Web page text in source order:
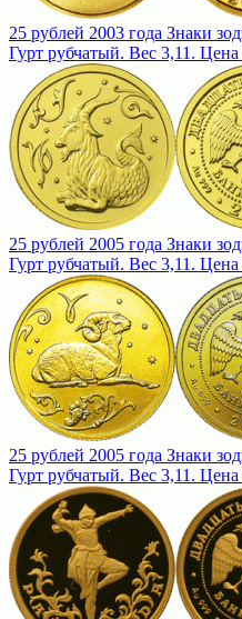
25 рублей 2003 года Знаки
Гурт рубчатый. Вес 3,11. Цена
25 рублей 2005 года Знаки
Гурт рубчатый. Вес 3,11. Цена
25 рублей 2005 года Знаки
Гурт рубчатый. Вес 3,11. Цена